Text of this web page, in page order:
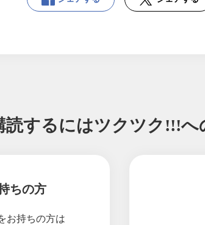
読するにはツクツク!!!へ
ちの方
お持ちの方は